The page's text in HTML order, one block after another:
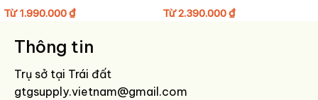
Hạn chế phơi nắng trực tiếp để giữ màu trắng bền đẹp.
Bảo quản nơi khô thoáng, dùng túi hút ẩm khi không sử dụng.
Từ1.990.000₫ Từ2.390.000₫
Thông tin
Trụ sở tại Trái đất
gtgsupply.vietnam@gmail.com